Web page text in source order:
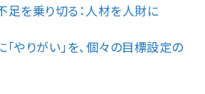
を乗り切る：人材を人財に
やりがい」を、個々の目標設定の